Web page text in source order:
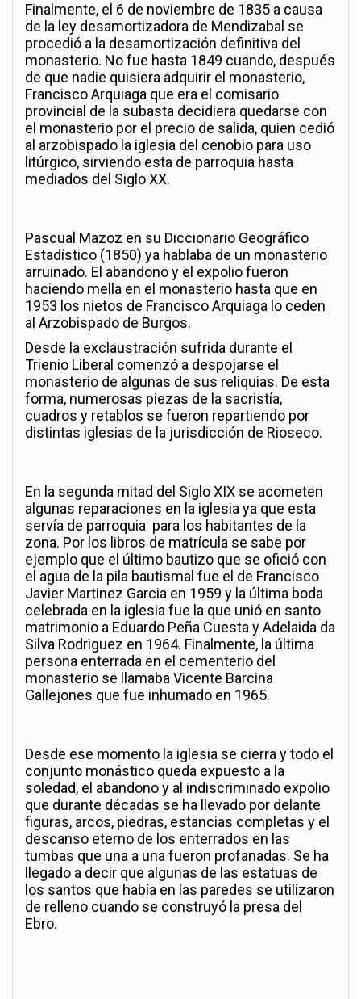
Finalmente, el 6 de noviembre de 1835 a causa
de la ley desamortizadora de Mendizabal se
procedió a la desamortización definitiva del
monasterio. No fue hasta 1849 cuando, después
de que nadie quisiera adquirir el monasterio,
Francisco Arquiaga que era el comisario
provincial de la subasta decidiera quedarse con
el monasterio por el precio de salida, quien cedió
al arzobispado la iglesia del cenobio para uso
litúrgico, sirviendo esta de parroquia hasta
mediados del Siglo XX.
Pascual Mazoz en su Diccionario Geográfico
Estadístico (1850) ya hablaba de un monasterio
arruinado. El abandono y el expolio fueron
haciendo mella en el monasterio hasta que en
1953 los nietos de Francisco Arquiaga lo ceden
al Arzobispado de Burgos.
Desde la exclaustración sufrida durante el
Trienio Liberal comenzó a despojarse el
monasterio de algunas de sus reliquias. De esta
forma, numerosas piezas de la sacristía,
cuadros y retablos se fueron repartiendo por
distintas iglesias de la jurisdicción de Rioseco.
En la segunda mitad del Siglo XIX se acometen
algunas reparaciones en la iglesia ya que esta
servía de parroquia para los habitantes de la
zona. Por los libros de matrícula se sabe por
ejemplo que el último bautizo que se ofició con
el agua de la pila bautismal fue el de Francisco
Javier Martinez Garcia en 1959 y la última boda
celebrada en la iglesia fue la que unió en santo
matrimonio a Eduardo Peña Cuesta y Adelaida da
Silva Rodriguez en 1964. Finalmente, la última
persona enterrada en el cementerio del
monasterio se llamaba Vicente Barcina
Gallejones que fue inhumado en 1965.
Desde ese momento la iglesia se cierra y todo el
conjunto monástico queda expuesto a la
soledad, el abandono y al indiscriminado expolio
que durante décadas se ha llevado por delante
figuras, arcos, piedras, estancias completas y el
descanso eterno de los enterrados en las
tumbas que una a una fueron profanadas. Se ha
llegado a decir que algunas de las estatuas de
los santos que había en las paredes se utilizaron
de relleno cuando se construyó la presa del
Ebro.